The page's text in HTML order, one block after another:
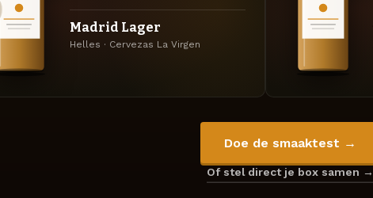
Madrid Lager
Helles · Cervezas La Virgen
Doe de smaaktest →
Of stel direct je box samen →